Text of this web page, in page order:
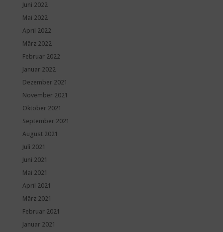
Juni 2022
Mai 2022
April 2022
März 2022
Februar 2022
Januar 2022
Dezember 2021
November 2021
Oktober 2021
September 2021
August 2021
Juli 2021
Juni 2021
Mai 2021
April 2021
März 2021
Februar 2021
Januar 2021